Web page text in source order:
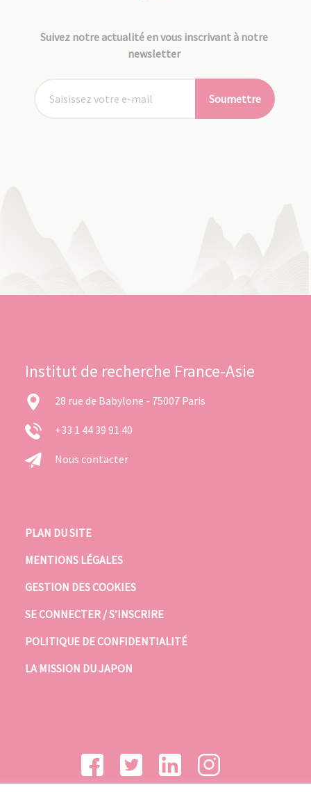
Suivez notre actualité en vous inscrivant à notre
newsletter
Soumettre
Institut de recherche France-Asie
28 rue de Babylone - 75007 Paris
+33 1 44 39 91 40
Nous contacter
PLAN DU SITE
MENTIONS LÉGALES
GESTION DES COOKIES
SE CONNECTER / S’INSCRIRE
POLITIQUE DE CONFIDENTIALITÉ
LA MISSION DU JAPON